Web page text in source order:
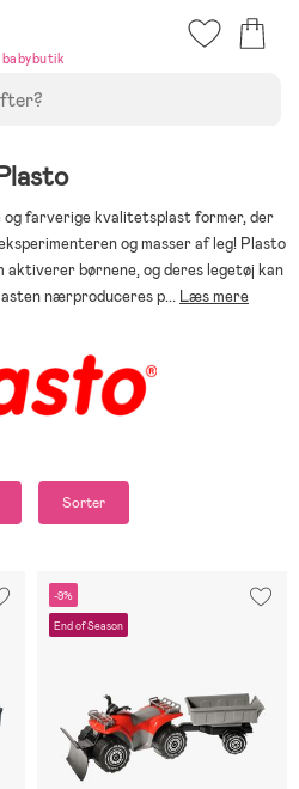
farverige kvalitetsplast former, der
og masser af leg! Plasto
aktiverer børnene, og deres legetøj kan
nærproduceres p... Læs mere
Sorter
-9%
End of Season